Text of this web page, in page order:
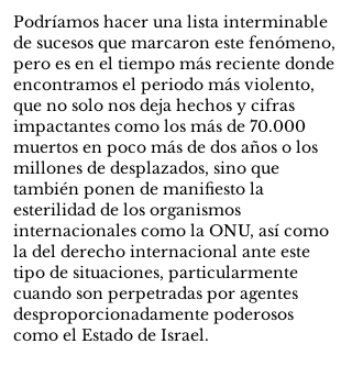
Podríamos hacer una lista interminable
de sucesos que marcaron este fenómeno,
pero es en el tiempo más reciente donde
encontramos el periodo más violento,
que no solo nos deja hechos y cifras
impactantes como los más de 70.000
muertos en poco más de dos años o los
millones de desplazados, sino que
también ponen de manifiesto la
esterilidad de los organismos
internacionales como la ONU, así como
la del derecho internacional ante este
tipo de situaciones, particularmente
cuando son perpetradas por agentes
desproporcionadamente poderosos
como el Estado de Israel.